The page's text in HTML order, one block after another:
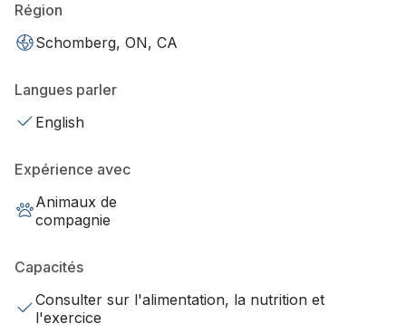
Région
Schomberg, ON, CA
Langues parler
English
Expérience avec
Animaux de
compagnie
Capacités
Consulter sur l'alimentation, la nutrition et
l'exercice